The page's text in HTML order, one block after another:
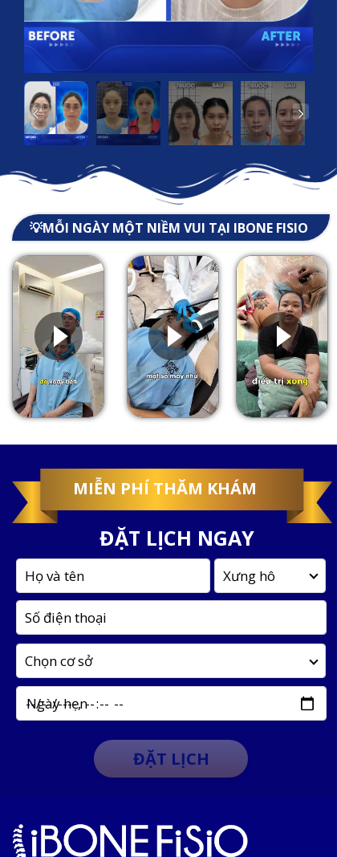
💡MỖI NGÀY MỘT NIỀM VUI TẠI IBONE FISIO
MIỄN PHÍ THĂM KHÁM
ĐẶT LỊCH NGAY
ĐẶT LỊCH
Ngày hẹn